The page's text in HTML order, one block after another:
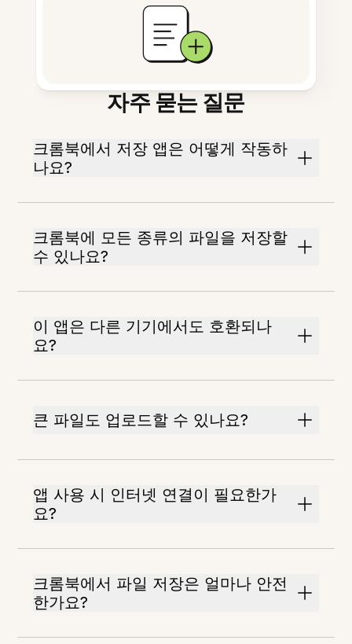
자주 묻는 질문
크롬북에서 저장 앱은 어떻게 작동하
나요?
크롬북에 모든 종류의 파일을 저장할
수 있나요?
이 앱은 다른 기기에서도 호환되나
요?
큰 파일도 업로드할 수 있나요?
앱 사용 시 인터넷 연결이 필요한가
요?
크롬북에서 파일 저장은 얼마나 안전
한가요?